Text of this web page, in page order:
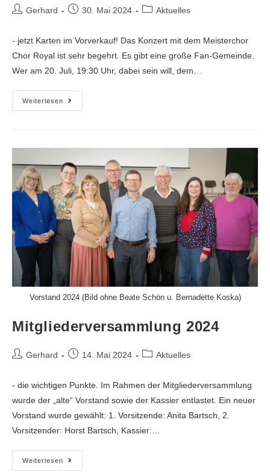
Gerhard 30. Mai 2024 Aktuelles
- jetzt Karten im Vorverkauf! Das Konzert mit dem Meisterchor
Chor Royal ist sehr begehrt. Es gibt eine große Fan-Gemeinde.
Wer am 20. Juli, 19:30 Uhr, dabei sein will, dem…
Weiterlesen
Vorstand 2024 (Bild ohne Beate Schön u. Bernadette Koska)
Mitgliederversammlung 2024
Gerhard 14. Mai 2024 Aktuelles
- die wichtigen Punkte. Im Rahmen der Mitgliederversammlung
wurde der „alte“ Vorstand sowie der Kassier entlastet. Ein neuer
Vorstand wurde gewählt: 1. Vorsitzende: Anita Bartsch, 2.
Vorsitzender: Horst Bartsch, Kassier:…
Weiterlesen